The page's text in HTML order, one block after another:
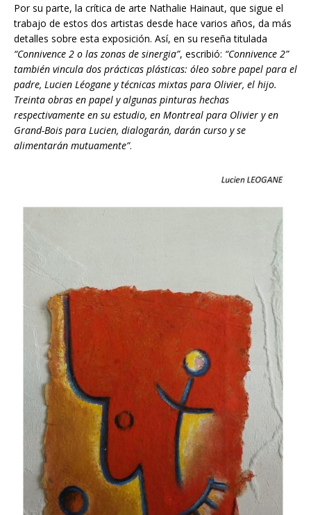
Por su parte, la crítica de arte Nathalie Hainaut, que sigue el
trabajo de estos dos artistas desde hace varios años, da más
detalles sobre esta exposición. Así, en su reseña titulada
“Connivence 2 o las zonas de sinergia”, escribió: “Connivence 2”
también vincula dos prácticas plásticas: óleo sobre papel para el
padre, Lucien Léogane y técnicas mixtas para Olivier, el hijo.
Treinta obras en papel y algunas pinturas hechas
respectivamente en su estudio, en Montreal para Olivier y en
Grand-Bois para Lucien, dialogarán, darán curso y se
alimentarán mutuamente”.